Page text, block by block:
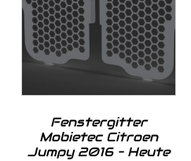
UnsereDachverkleidungist die
Transporter zu verbessern und
schützen. Sie verleiht dem
ein ästhetisches und
Fenstergitter
Mobietec Citroen
Jumpy 2016 – Heute